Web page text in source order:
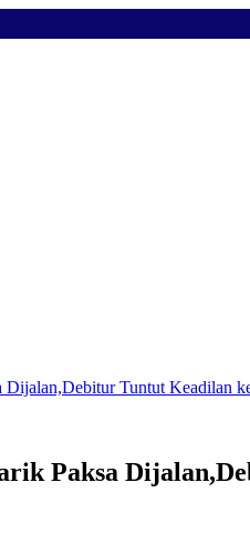
Dijalan,Debitur Tuntut Keadilan
Paksa